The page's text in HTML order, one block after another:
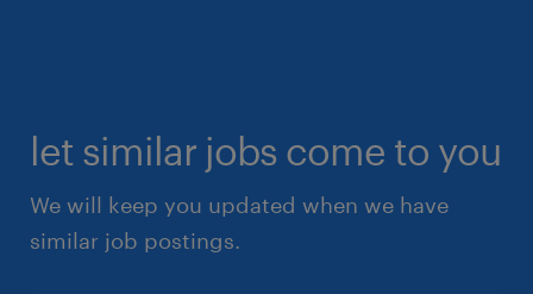
let similar jobs come to you
We will keep you updated when we have
similar job postings.